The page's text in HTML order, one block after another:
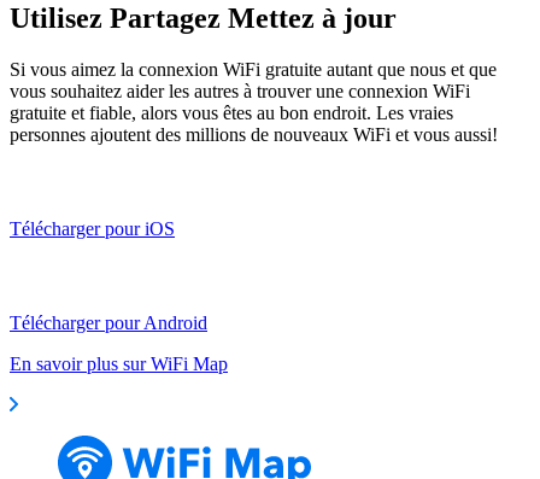
Utilisez Partagez Mettez à jour
Si vous aimez la connexion WiFi gratuite autant que nous et que
vous souhaitez aider les autres à trouver une connexion WiFi
gratuite et fiable, alors vous êtes au bon endroit. Les vraies
personnes ajoutent des millions de nouveaux WiFi et vous aussi!
Télécharger pour iOS
Télécharger pour Android
En savoir plus sur WiFi Map